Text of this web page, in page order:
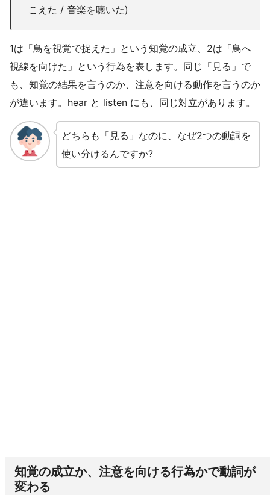
こえた / 音楽を聴いた)
1は「鳥を視覚で捉えた」という知覚の成立、2は「鳥へ
視線を向けた」という行為を表します。同じ「見る」で
も、知覚の結果を言うのか、注意を向ける動作を言うのか
が違います。hear と listen にも、同じ対立があります。
どちらも「見る」なのに、なぜ2つの動詞を
使い分けるんですか?
知覚の成立か、注意を向ける行為かで動詞が
変わる